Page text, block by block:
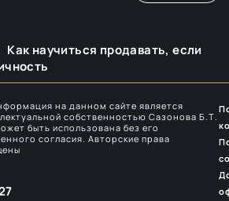
Как научиться продавать, если
на данном сайте является
собственностью Сазонова Б.Т.
быть использована без его
согласия. Авторские права